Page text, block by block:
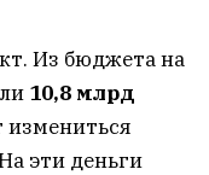
Из бюджета на
10,8 млрд
измениться
эти деньги